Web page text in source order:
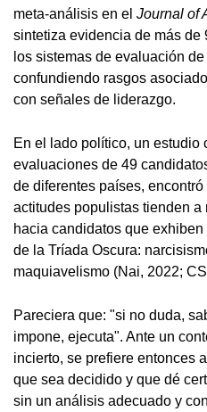
meta-análisis en el Journal of
sintetiza evidencia de más
los sistemas de evaluación
confundiendo rasgos
con señales de liderazgo.
En el lado político, un estudio
evaluaciones de 49
de diferentes países,
actitudes populistas tienden a
hacia candidatos que
de la Tríada Oscura:
maquiavelismo (Nai, 2022;
Pareciera que: "si no duda,
impone, ejecuta". Ante un
incierto, se prefiere entonces
que sea decidido y que dé
sin un análisis adecuado y